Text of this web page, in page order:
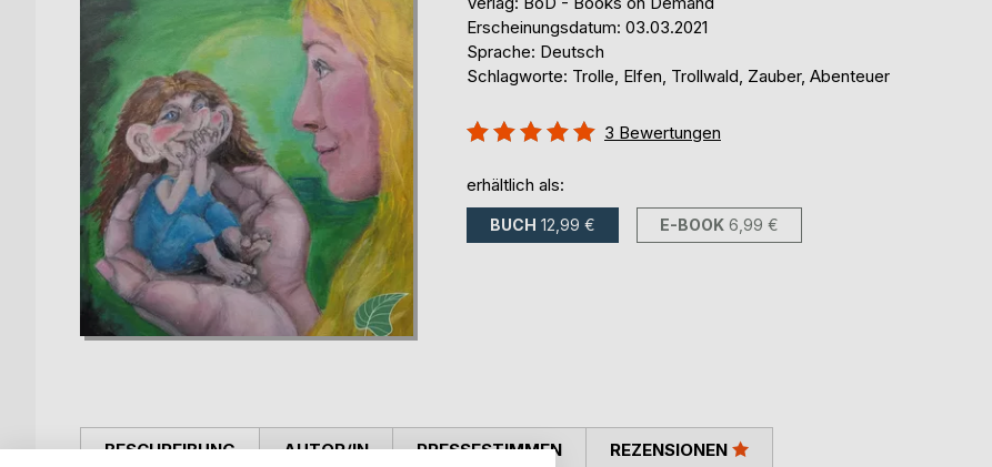
Erscheinungsdatum: 03.03.2021
Sprache: Deutsch
Schlagworte: Trolle, Elfen, Trollwald, Zauber, Abenteuer
Bewertung::
3 Bewertungen
erhältlich als:
BUCH 12,99 € E-BOOK 6,99 €
BESCHREIBUNG AUTOR/IN PRESSESTIMMEN REZENSIONEN